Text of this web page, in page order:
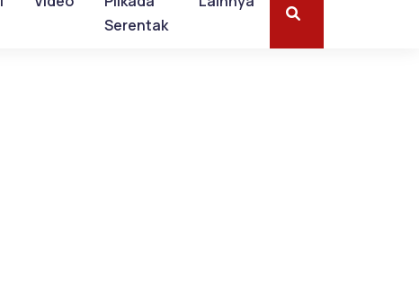
Serentak